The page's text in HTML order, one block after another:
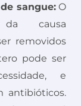
sangue:O
da causa
removidos
pode ser
e
antibióticos.